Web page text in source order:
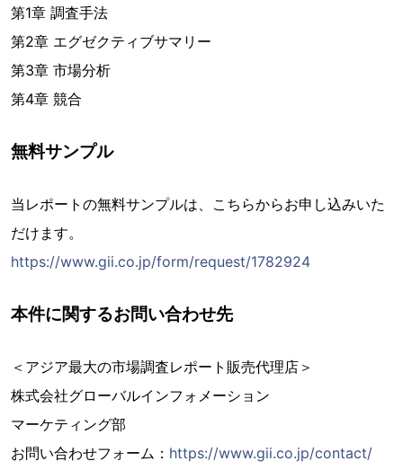
第1章 調査手法
第2章 エグゼクティブサマリー
第3章 市場分析
第4章 競合
無料サンプル
当レポートの無料サンプルは、こちらからお申し込みいた
だけます。
https://www.gii.co.jp/form/request/1782924
本件に関するお問い合わせ先
＜アジア最大の市場調査レポート販売代理店＞
株式会社グローバルインフォメーション
マーケティング部
お問い合わせフォーム： https://www.gii.co.jp/contact/